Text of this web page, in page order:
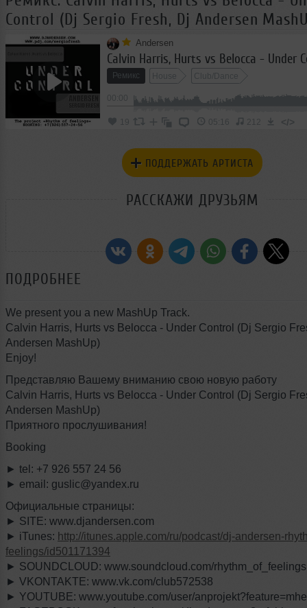
Control (Dj Sergio Fresh, Dj Andersen
Andersen
Ремикс House Club/Dance
19 05:16 212 </>
ПОДДЕРЖАТЬ АРТИСТА
РАССКАЖИ ДРУЗЬЯМ
ПОДРОБНЕЕ
We present you a new MashUp Track.
Calvin Harris, Hurts vs Belocca - Under Control (Dj Sergio
Andersen MashUp)
Enjoy!
Представляю Вашему вниманию свою новую работу
Calvin Harris, Hurts vs Belocca - Under Control (Dj Sergio
Andersen MashUp)
Приятного прослушивания!
Booking
► tel: +7 926 557 24 56
► email: guslic@yandex.ru
Официальные страницы:
► SITE: www.djandersen.com
► iTunes: http://itunes.apple.com/ru/podcast/dj-andersen-
feelings/id501171394
► SOUNDCLOUD: www.soundcloud.com/rhythm_of_feelings
► VKONTAKTE: www.vk.com/club572538
► YOUTUBE: www.youtube.com/user/